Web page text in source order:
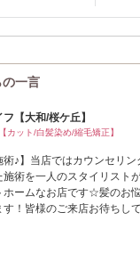
の一言
【大和/桜ケ丘】
カット/白髪染め/縮毛矯正】
術♪】当店ではカウンセリ
術を一人のスタイリスト
ホームなお店です☆髪のお
す！皆様のご来店お待ちし